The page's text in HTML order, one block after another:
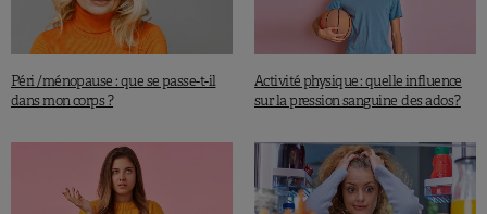
Péri /ménopause : que se passe-t-il
dans mon corps ?
Activité physique : quelle influence
sur la pression sanguine des ados ?